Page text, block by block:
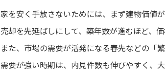
家を安く手放さないためには、まず建物価値
売却を先延ばしにして、築年数が進むほど、
また、市場の需要が活発になる春先などの「
需要が強い時期は、内見件数も伸びやすく、